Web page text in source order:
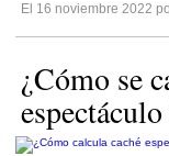
El 16 noviembre 2022
¿Cómo se